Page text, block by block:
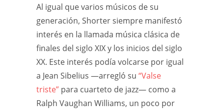
Al igual que varios músicos de su
generación, Shorter siempre manifestó
interés en la llamada música clásica de
finales del siglo XIX y los inicios del siglo
XX. Este interés podía volcarse por igual
a Jean Sibelius —arregló su “Valse
triste” para cuarteto de jazz— como a
Ralph Vaughan Williams, un poco por